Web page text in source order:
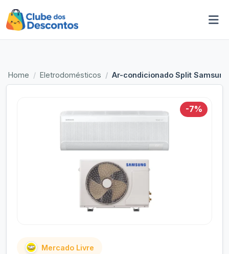
Home Eletrodomésticos Ar-condicionado Split
-7%
Mercado Livre